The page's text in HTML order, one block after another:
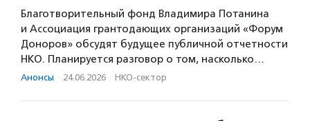
Благотворительный фонд Владимира Потанина
и Ассоциация грантодающих организаций «Форум
Доноров» обсудят будущее публичной отчетности
НКО. Планируется разговор о том, насколько…
Анонсы · 24.06.2026 · НКО-сектор